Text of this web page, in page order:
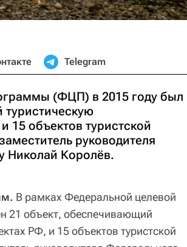
Telegram
(ФЦП) в 2015 году был
15 объектов туристской
руководителя
Николай Королёв.
В рамках Федеральной целевой
21 объект, обеспечивающий
РФ, и 15 объектов туристской